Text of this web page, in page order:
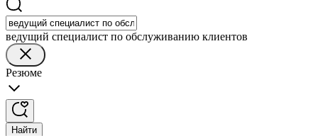
ведущий специалист по обслуживанию клиентов
Резюме
Найти